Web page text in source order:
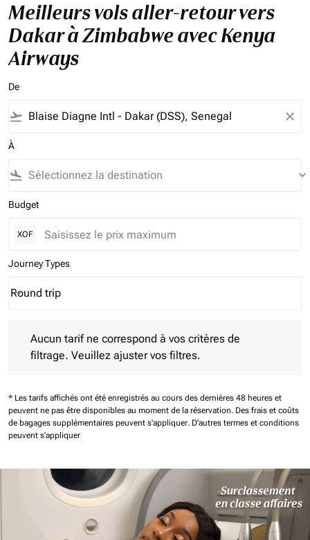
Meilleurs vols aller-retour vers
Dakar à Zimbabwe avec Kenya
Airways
De
flight_takeoff close
À
flight_land keyboard_arrow_down
Budget
XOF
Journey Types
Journey Types option Round trip Selected
Round trip
keyboard_arrow_down
Aucun tarif ne correspond à vos critères de
filtrage. Veuillez ajuster vos filtres.
* Les tarifs affichés ont été enregistrés au cours des dernières 48 heures et
peuvent ne pas être disponibles au moment de la réservation. Des frais et coûts
de bagages supplémentaires peuvent s'appliquer. D'autres termes et conditions
peuvent s'appliquer